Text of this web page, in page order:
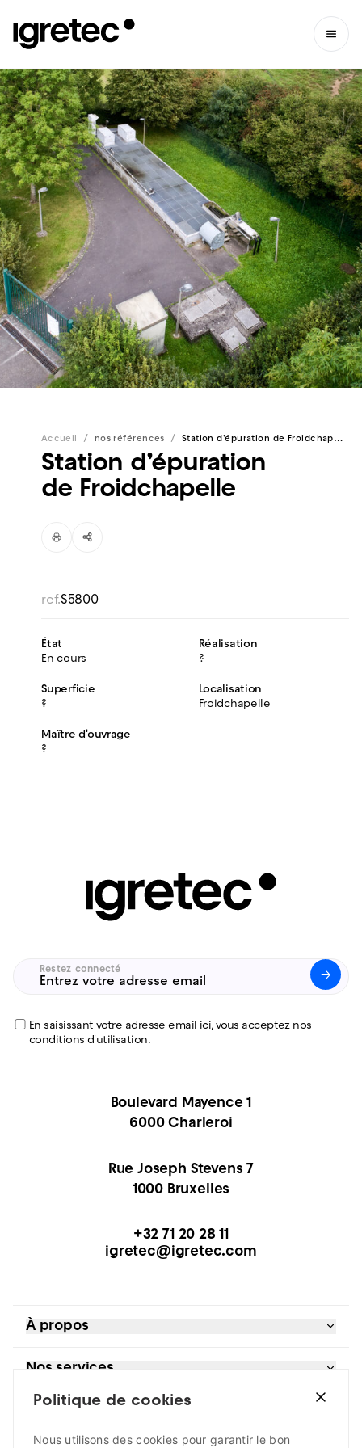
Accueil / nos références / Station d’épuration de Froidchapelle
Station d’épuration
de Froidchapelle
ref.S5800
État
En cours
Réalisation
?
Superficie
?
Localisation
Froidchapelle
Maître d'ouvrage
?
Boulevard Mayence 1
6000 Charleroi
Rue Joseph Stevens 7
1000 Bruxelles
+32 71 20 28 11
igretec@igretec.com
Restez connecté
Untitled(Nécessaire)
En saisissant votre adresse email ici, vous acceptez nos
conditions d'utilisation.
À propos
Références
À propos
Nos services
Bureau d’études
Développement territorial
un acteur public
Politique de cookies
Nous utilisons des cookies pour garantir le bon